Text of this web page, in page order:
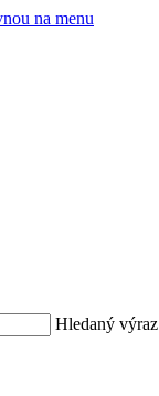
na menu
Hledaný výraz